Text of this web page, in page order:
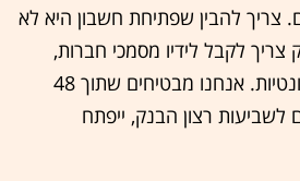
צריך להבין שפתיחת חשבון היא לא
לקבל לידיו מסמכי חברות,
החלטות דירקטוריון רלוונטיות. אנחנו מבטיחים שתוך 48
רצון הבנק, ייפתח